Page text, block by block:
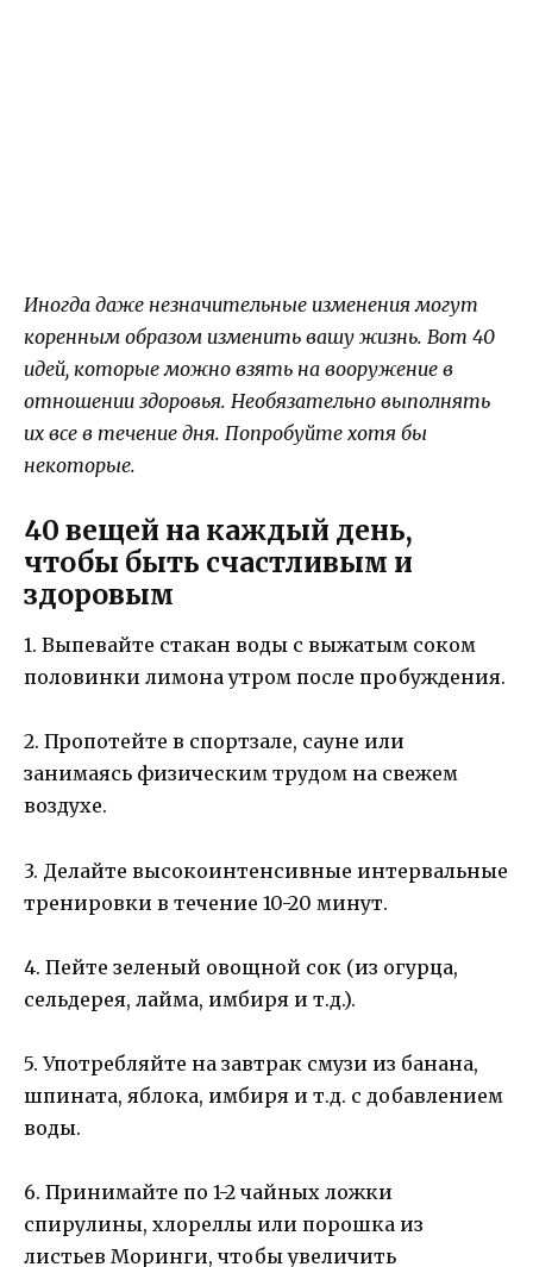
Иногда даже незначительные изменения могут
коренным образом изменить вашу жизнь. Вот 40
идей, которые можно взять на вооружение в
отношении здоровья. Необязательно выполнять
их все в течение дня. Попробуйте хотя бы
некоторые.
40 вещей на каждый день,
чтобы быть счастливым и
здоровым
1. Выпевайте стакан воды с выжатым соком
половинки лимона утром после пробуждения.
2. Пропотейте в спортзале, сауне или
занимаясь физическим трудом на свежем
воздухе.
3. Делайте высокоинтенсивные интервальные
тренировки в течение 10-20 минут.
4. Пейте зеленый овощной сок (из огурца,
сельдерея, лайма, имбиря и т.д.).
5. Употребляйте на завтрак смузи из банана,
шпината, яблока, имбиря и т.д. с добавлением
воды.
6. Принимайте по 1-2 чайных ложки
спирулины, хлореллы или порошка из
листьев Моринги, чтобы увеличить